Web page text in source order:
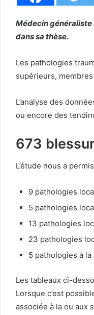
Médecin généraliste
dans sa thèse.
Les pathologies
supérieurs,
L’analyse des
ou encore des
673
L’étude nous a
9 pathologies
5 pathologies
13 pathologies
23 pathologies
5 pathologies à
Les tableaux ci-
Lorsque c’est
associée à la ou aux